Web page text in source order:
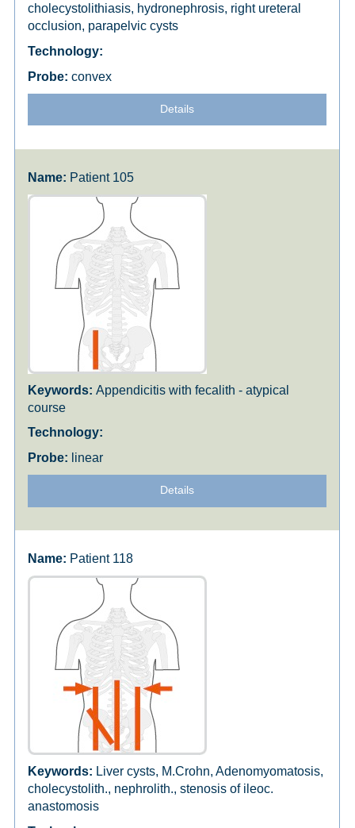
cholecystolithiasis, hydronephrosis, right ureteral
occlusion, parapelvic cysts
convex
Details
Patient 105
Appendicitis with fecalith - atypical
course
linear
Details
Patient 118
Liver cysts, M.Crohn, Adenomyomatosis,
cholecystolith., nephrolith., stenosis of ileoc.
anastomosis